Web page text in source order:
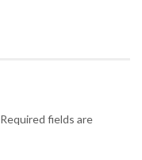
Required fields are